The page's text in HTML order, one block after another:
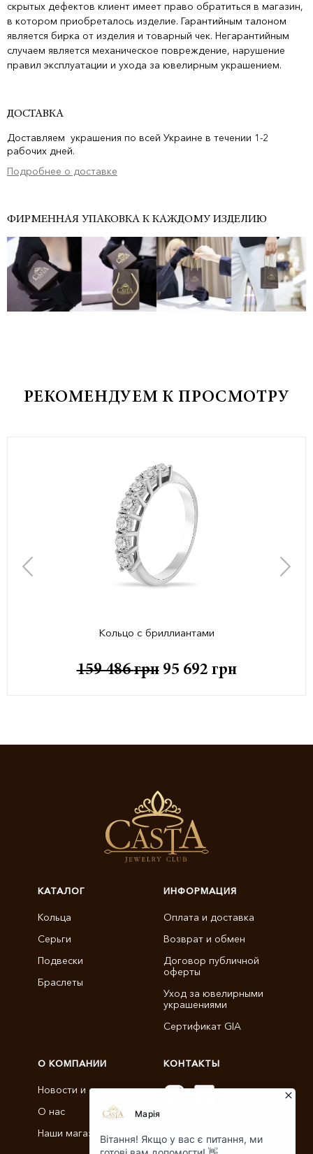
скрытых дефектов клиент имеет право обратиться в магазин,
в котором приобреталось изделие. Гарантийным талоном
является бирка от изделия и товарный чек. Негарантийным
случаем является механическое повреждение, нарушение
правил эксплуатации и ухода за ювелирным украшением.
ДОСТАВКА
Доставляем украшения по всей Украине в течении 1-2
рабочих дней.
Подробнее о доставке
ФИРМЕННАЯ УПАКОВКА К КАЖДОМУ ИЗДЕЛИЮ
РЕКОМЕНДУЕМ К ПРОСМОТРУ
Кольцо с бриллиантами
159 486грн 95 692 грн
КАТАЛОГ
Кольца
Серьги
Подвески
Браслеты
ИНФОРМАЦИЯ
Оплата и доставка
Возврат и обмен
Договор публичной
оферты
Уход за ювелирными
украшениями
Сертификат GIA
О КОМПАНИИ
Новости и статьи
О нас
Наши магазины
КОНТАКТЫ
+38 (096) 900-11-22